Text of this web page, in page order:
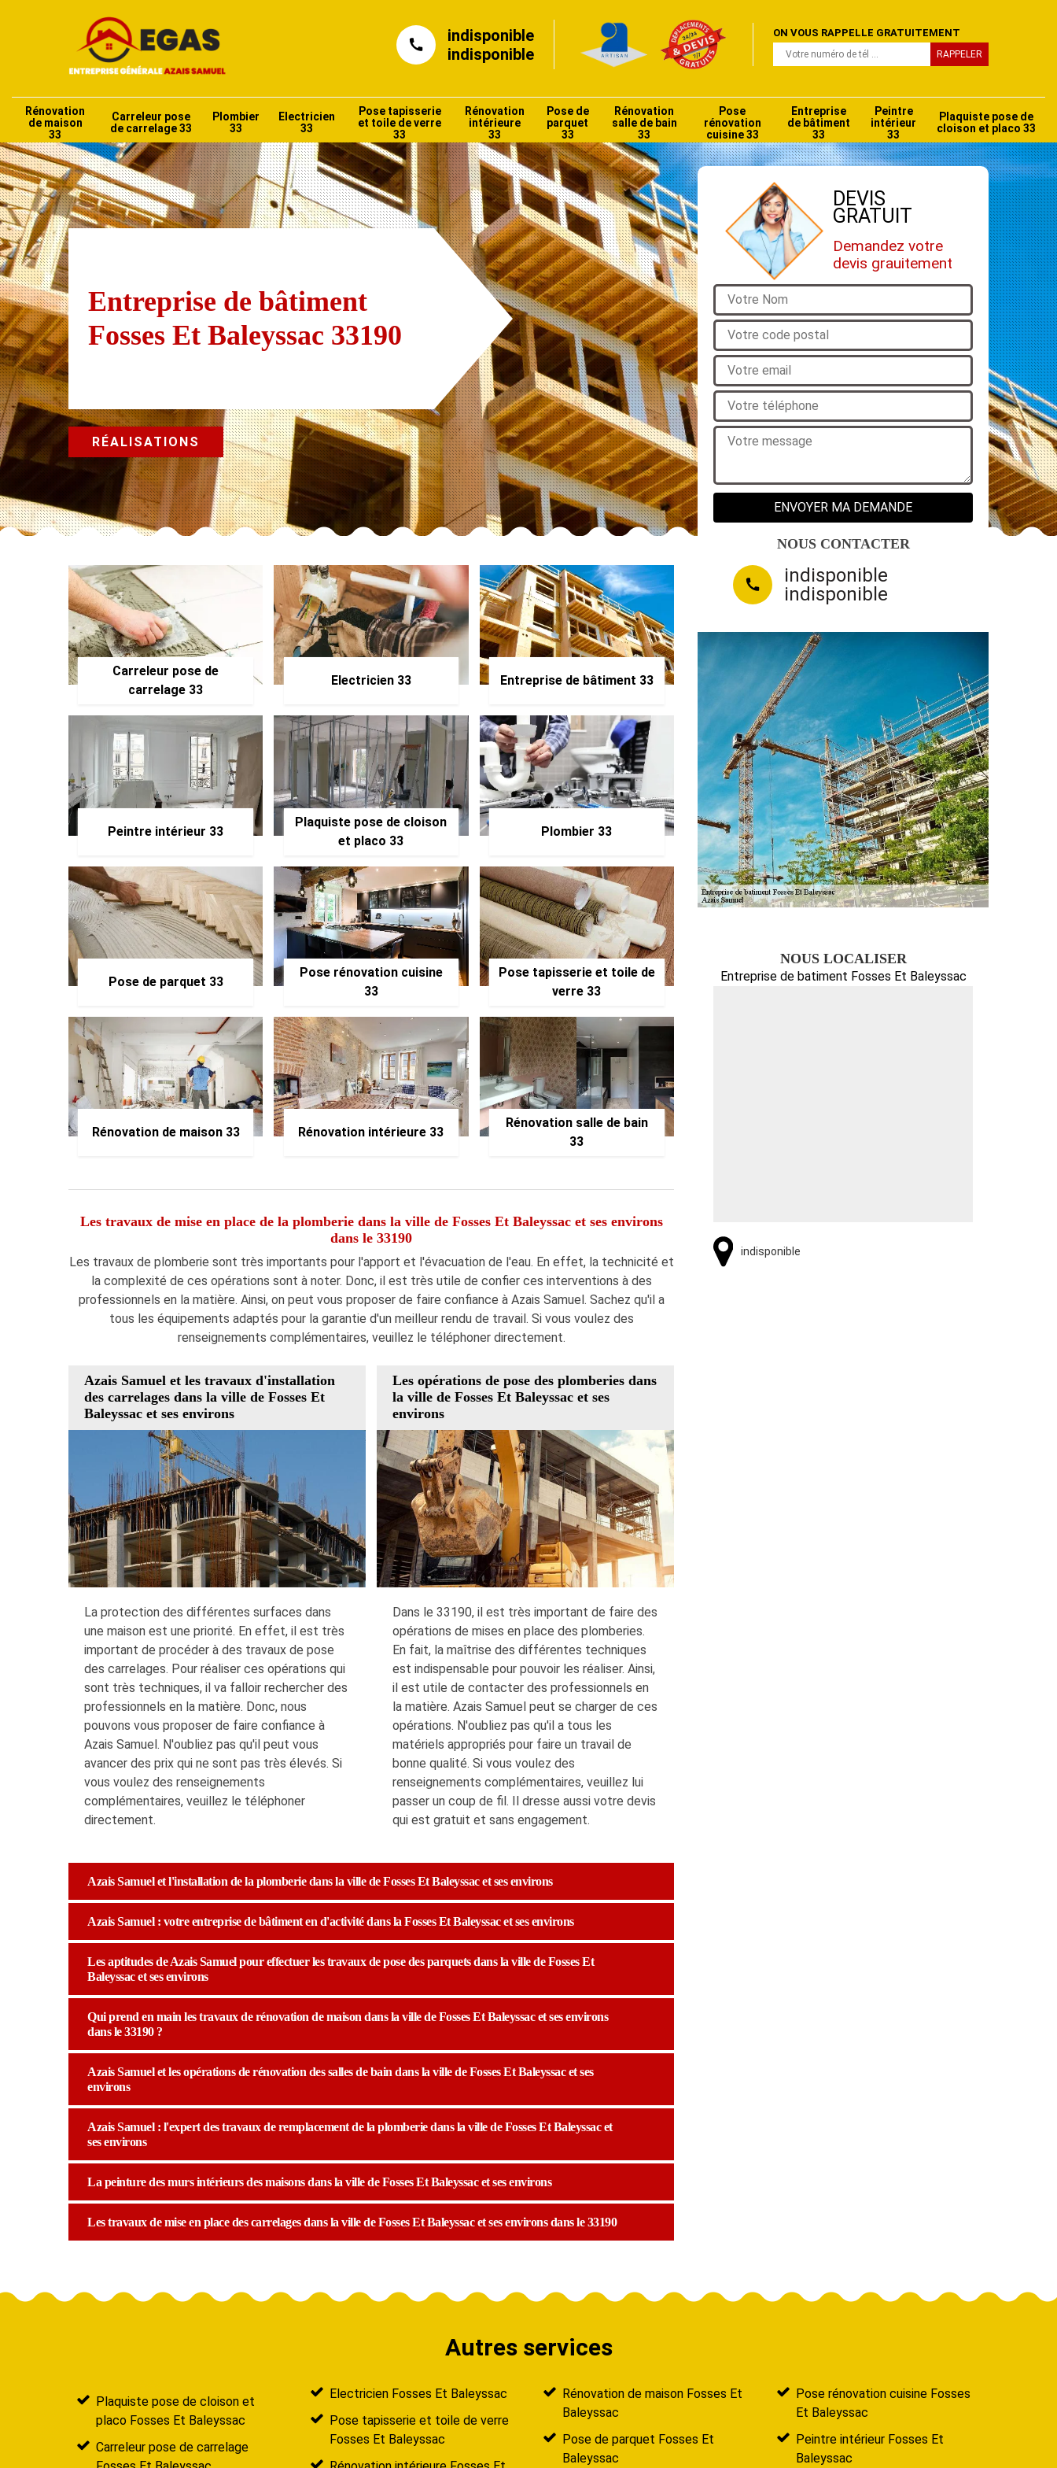
indisponible
indisponible
ON VOUS RAPPELLE GRATUITEMENT
Rénovation
de maison
33
Carreleur pose
de carrelage 33
Plombier
33
Electricien
33
Pose tapisserie
et toile de verre
33
Rénovation
intérieure
33
Pose de
parquet
33
Rénovation
salle de bain
33
Pose
rénovation
cuisine 33
Entreprise
de bâtiment
33
Peintre
intérieur
33
Plaquiste pose de
cloison et placo 33
Entreprise de bâtiment
Fosses Et Baleyssac 33190
RÉALISATIONS
Carreleur pose de
carrelage 33
Electricien 33 Entreprise de bâtiment 33
Peintre intérieur 33
Plaquiste pose de cloison
et placo 33
Plombier 33
Pose de parquet 33
Pose rénovation cuisine
33
Pose tapisserie et toile de
verre 33
Rénovation de maison 33 Rénovation intérieure 33
Rénovation salle de bain
33
Les travaux de mise en place de la plomberie dans la ville de Fosses Et Baleyssac et ses environs
dans le 33190
Les travaux de plomberie sont très importants pour l'apport et l'évacuation de l'eau. En effet, la technicité et
la complexité de ces opérations sont à noter. Donc, il est très utile de confier ces interventions à des
professionnels en la matière. Ainsi, on peut vous proposer de faire confiance à Azais Samuel. Sachez qu'il a
tous les équipements adaptés pour la garantie d'un meilleur rendu de travail. Si vous voulez des
renseignements complémentaires, veuillez le téléphoner directement.
Azais Samuel et les travaux d'installation
des carrelages dans la ville de Fosses Et
Baleyssac et ses environs
La protection des différentes surfaces dans
une maison est une priorité. En effet, il est très
important de procéder à des travaux de pose
des carrelages. Pour réaliser ces opérations qui
sont très techniques, il va falloir rechercher des
professionnels en la matière. Donc, nous
pouvons vous proposer de faire confiance à
Azais Samuel. N'oubliez pas qu'il peut vous
avancer des prix qui ne sont pas très élevés. Si
vous voulez des renseignements
complémentaires, veuillez le téléphoner
directement.
Les opérations de pose des plomberies dans
la ville de Fosses Et Baleyssac et ses
environs
Dans le 33190, il est très important de faire des
opérations de mises en place des plomberies.
En fait, la maîtrise des différentes techniques
est indispensable pour pouvoir les réaliser. Ainsi,
il est utile de contacter des professionnels en
la matière. Azais Samuel peut se charger de ces
opérations. N'oubliez pas qu'il a tous les
matériels appropriés pour faire un travail de
bonne qualité. Si vous voulez des
renseignements complémentaires, veuillez lui
passer un coup de fil. Il dresse aussi votre devis
qui est gratuit et sans engagement.
Azais Samuel et l'installation de la plomberie dans la ville de Fosses Et Baleyssac et ses environs
Azais Samuel : votre entreprise de bâtiment en d'activité dans la Fosses Et Baleyssac et ses environs
Les aptitudes de Azais Samuel pour effectuer les travaux de pose des parquets dans la ville de Fosses Et
Baleyssac et ses environs
Qui prend en main les travaux de rénovation de maison dans la ville de Fosses Et Baleyssac et ses environs
dans le 33190 ?
Azais Samuel et les opérations de rénovation des salles de bain dans la ville de Fosses Et Baleyssac et ses
environs
Azais Samuel : l'expert des travaux de remplacement de la plomberie dans la ville de Fosses Et Baleyssac et
ses environs
La peinture des murs intérieurs des maisons dans la ville de Fosses Et Baleyssac et ses environs
Les travaux de mise en place des carrelages dans la ville de Fosses Et Baleyssac et ses environs dans le 33190
DEVIS
GRATUIT
Demandez votre
devis grauitement
NOUS CONTACTER
indisponible
indisponible
NOUS LOCALISER
Entreprise de batiment Fosses Et Baleyssac
indisponible
Autres services
Plaquiste pose de cloison et
placo Fosses Et Baleyssac
Carreleur pose de carrelage
Electricien Fosses Et Baleyssac
Pose tapisserie et toile de verre
Fosses Et Baleyssac
Rénovation de maison Fosses Et
Baleyssac
Pose de parquet Fosses Et
Baleyssac
Pose rénovation cuisine Fosses
Et Baleyssac
Peintre intérieur Fosses Et
Baleyssac